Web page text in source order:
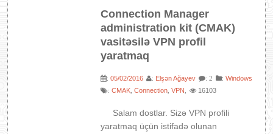
PROQRAMLAR
AVADANLIQLAR
XƏBƏRLƏR
Connection Manager
administration kit (CMAK)
vasitəsilə VPN profil
yaratmaq
:05/02/2016 : Elşən Ağayev : 2 :Windows
:CMAK ,Connection ,VPN 16103
Salam dostlar. Sizə VPN profili
yaratmaq üçün istifadə olunan